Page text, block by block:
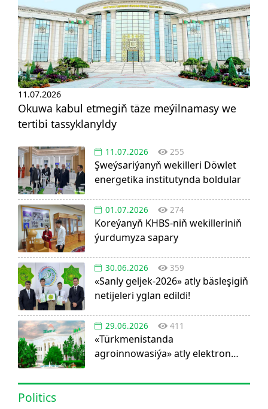
11.07.2026
Okuwa kabul etmegiň täze meýilnamasy we
tertibi tassyklanyldy
11.07.2026 255
Şweýsariýanyň wekilleri Döwlet
energetika institutynda boldular
01.07.2026 274
Koreýanyň KHBS-niň wekilleriniň
ýurdumyza sapary
30.06.2026 359
«Sanly geljek-2026» atly bäsleşigiň
netijeleri yglan edildi!
29.06.2026 411
«Türkmenistanda
agroinnowasiýa» atly elektron
Politics